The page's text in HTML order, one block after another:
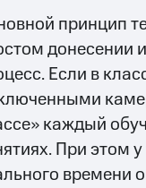
принцип
донесении
Если в
каждый
При этом
времени